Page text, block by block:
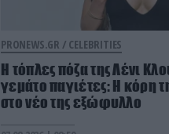
PRONEWS.GR / CELEBRITIES
Η τόπλες πόζα της Λένι
γεμάτο παγιέτες: Η κόρη
στο νέο της εξώφυλλο